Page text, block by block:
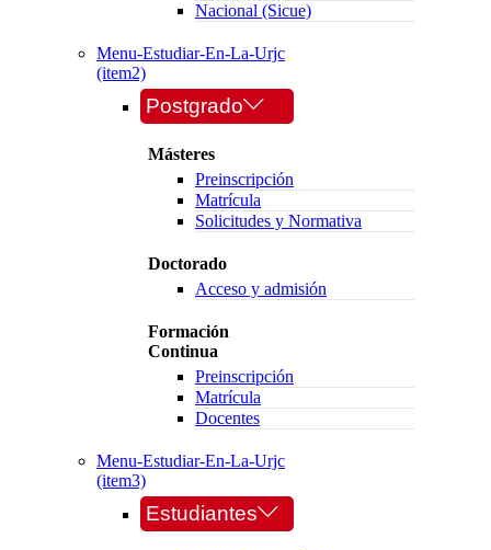
Nacional (Sicue)
Menu-Estudiar-En-La-Urjc
(item2)
Postgrado
Másteres
Preinscripción
Matrícula
Solicitudes y Normativa
Doctorado
Acceso y admisión
Formación
Continua
Preinscripción
Matrícula
Docentes
Menu-Estudiar-En-La-Urjc
(item3)
Estudiantes